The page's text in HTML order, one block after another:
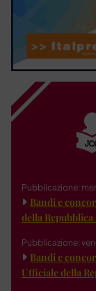
Pubblicazione:
Bandi e
della
Pubblicazione:
Bandi e
Ufficiale della